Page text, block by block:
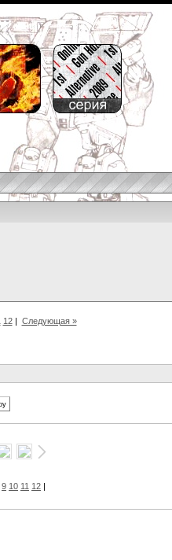
12| Следующая »
9 10 11 12 |